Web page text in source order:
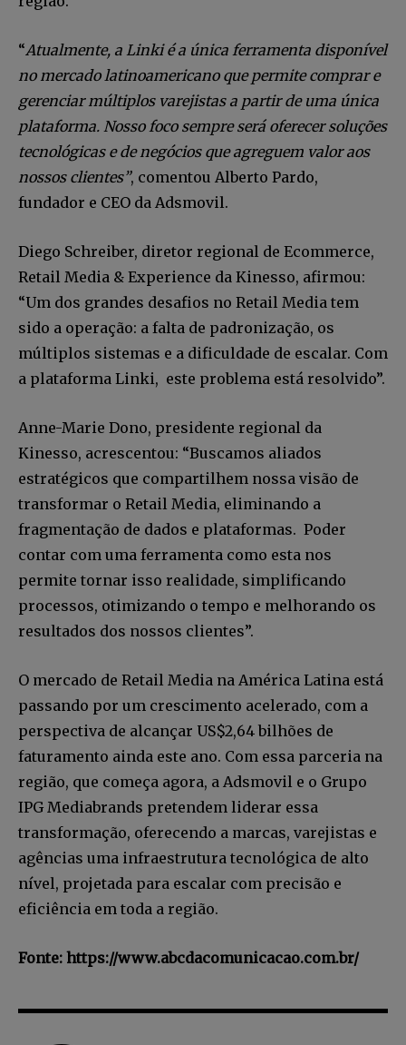
Faça parte da Comunidade
nossa newsletter.
Seja um assinante e desfrute de leitura ilimitada de artigos e
tenha acesso a conteúdos exclusivos.
Li e aceito a Política de Privacidade
“Atualmente, a Linki é a única ferramenta disponível
no mercado latinoamericano que permite comprare
gerenciarmúltiplos varejistas a partir de uma única
plataforma. Nosso foco sempre será oferecer soluções
tecnológicas e de negócios que agreguem valor aos
nossos clientes”, comentou Alberto Pardo,
fundador e CEO da Adsmovil.
Diego Schreiber, diretor regional de Ecommerce,
Retail Media & Experience da Kinesso, afirmou:
“Um dos grandes desafios no Retail Media tem
sido a operação: a falta de padronização, os
múltiplos sistemas e a dificuldade de escalar. Com
a plataforma Linki, este problema está resolvido”.
Anne-Marie Dono, presidente regional da
Kinesso, acrescentou: “Buscamos aliados
estratégicos que compartilhem nossa visão de
transformar o Retail Media, eliminando a
fragmentação de dados e plataformas. Poder
contar com uma ferramenta como esta nos
permite tornar isso realidade, simplificando
processos, otimizando o tempo e melhorando os
resultados dos nossos clientes”.
O mercado de Retail Media na América Latina está
passando por um crescimento acelerado, com a
perspectiva de alcançar US$2,64 bilhões de
faturamento ainda este ano. Com essa parceria na
região, que começa agora, a Adsmovil e o Grupo
IPG Mediabrands pretendem liderar essa
transformação, oferecendo a marcas, varejistas e
agências uma infraestrutura tecnológica de alto
nível, projetada para escalar com precisão e
eficiência em toda a região.
Fonte: https://www.abcdacomunicacao.com.br/